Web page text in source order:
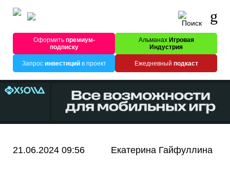
Оформитьпремиум-
подписку
Альманах Игровая
Индустрия
Запрос инвестицийв проект Ежедневный подкаст
21.06.2024 09:56 Екатерина Гайфуллина